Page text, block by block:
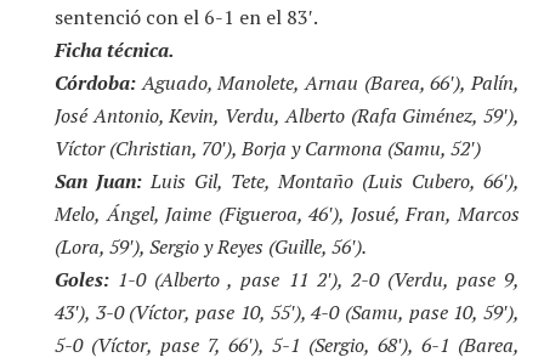
sentenció con el 6-1 en el 83′.
Ficha técnica.
Córdoba:Aguado, Manolete, Arnau (Barea, 66′), Palín,
José Antonio, Kevin, Verdu, Alberto (Rafa Giménez, 59′),
Víctor (Christian, 70′), Borja y Carmona (Samu, 52′)
San Juan: Luis Gil, Tete, Montaño (Luis Cubero, 66′),
Melo, Ángel, Jaime (Figueroa, 46′), Josué, Fran, Marcos
(Lora, 59′), Sergio y Reyes (Guille, 56′).
Goles: 1-0 (Alberto , pase 11 2′), 2-0 (Verdu, pase 9,
43′), 3-0 (Víctor, pase 10, 55′), 4-0 (Samu, pase 10, 59′),
5-0 (Víctor, pase 7, 66′), 5-1 (Sergio, 68′), 6-1 (Barea,